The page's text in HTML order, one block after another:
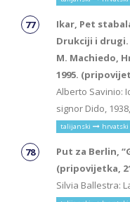
Ikar, Pet
Drukciji i
M. Machiedo,
1995.
Alberto Savinio:
signor Dido,
talijanski hrvatski
Put za Berlin,
(pripovijetka,
Silvia Ballestra: